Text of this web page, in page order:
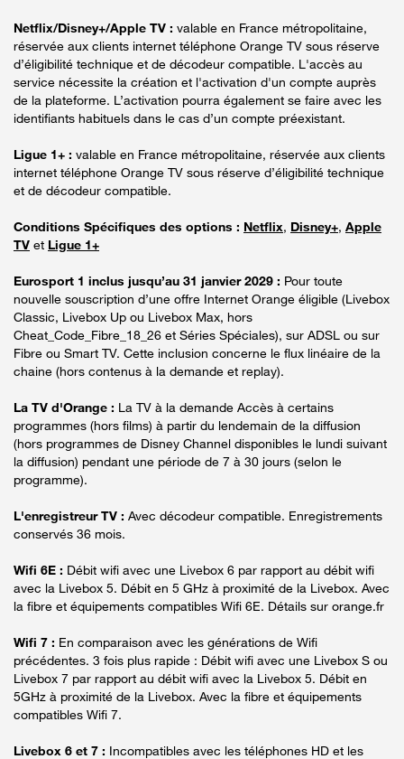
Netflix/Disney+/Apple TV : valable en France métropolitaine,
réservée aux clients internet téléphone Orange TV sous réserve
d’éligibilité technique et de décodeur compatible. L'accès au
service nécessite la création et l'activation d'un compte auprès
de la plateforme. L’activation pourra également se faire avec les
identifiants habituels dans le cas d’un compte préexistant.
Ligue 1+ : valable en France métropolitaine, réservée aux clients
internet téléphone Orange TV sous réserve d’éligibilité technique
et de décodeur compatible.
Conditions Spécifiques des options : Netflix, Disney+, Apple
TV et Ligue 1+
Eurosport 1 inclus jusqu’au 31 janvier 2029 : Pour toute
nouvelle souscription d’une offre Internet Orange éligible (Livebox
Classic, Livebox Up ou Livebox Max, hors
Cheat_Code_Fibre_18_26 et Séries Spéciales), sur ADSL ou sur
Fibre ou Smart TV. Cette inclusion concerne le flux linéaire de la
chaine (hors contenus à la demande et replay).
La TV d'Orange : La TV à la demande Accès à certains
programmes (hors films) à partir du lendemain de la diffusion
(hors programmes de Disney Channel disponibles le lundi suivant
la diffusion) pendant une période de 7 à 30 jours (selon le
programme).
L'enregistreur TV : Avec décodeur compatible. Enregistrements
conservés 36 mois.
Wifi 6E : Débit wifi avec une Livebox 6 par rapport au débit wifi
avec la Livebox 5. Débit en 5 GHz à proximité de la Livebox. Avec
la fibre et équipements compatibles Wifi 6E. Détails sur orange.fr
Wifi 7 : En comparaison avec les générations de Wifi
précédentes. 3 fois plus rapide : Débit wifi avec une Livebox S ou
Livebox 7 par rapport au débit wifi avec la Livebox 5. Débit en
5GHz à proximité de la Livebox. Avec la fibre et équipements
compatibles Wifi 7.
Livebox 6 et 7 : Incompatibles avec les téléphones HD et les